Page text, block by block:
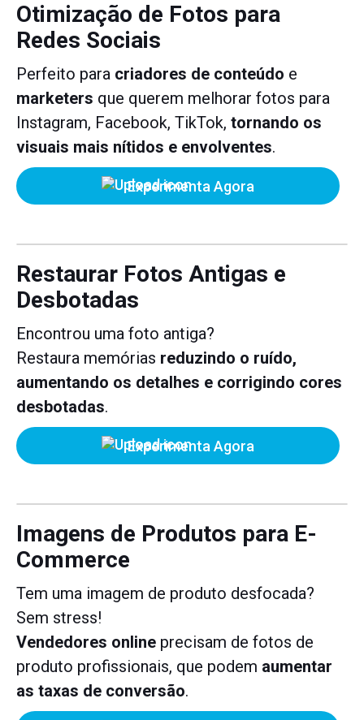
Otimização de Fotos para
Redes Sociais
Perfeito para criadores de conteúdo e
marketers que querem melhorar fotos para
Instagram, Facebook, TikTok, tornando os
visuais mais nítidos e envolventes.
Experimenta Agora
Restaurar Fotos Antigas e
Desbotadas
Encontrou uma foto antiga?
Restaura memórias reduzindo o ruído,
aumentando os detalhes e corrigindo cores
desbotadas.
Experimenta Agora
Imagens de Produtos para E-
Commerce
Tem uma imagem de produto desfocada?
Sem stress!
Vendedores online precisam de fotos de
produto profissionais, que podem aumentar
as taxas de conversão.